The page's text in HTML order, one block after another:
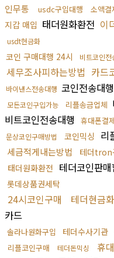
인무통
usdc구입대행 소액결
지갑 매입 태더원화환전 이
usdt현금화
코인 구매대행 24시 비트코인전
세무조사피하는방법 카드
바이낸스전송대행 코인전송대행
모든코인구입가능 리플송금업체
비트코인전송대행 휴대폰결
문상코인구매방법 코인믹싱 리
세금적게내는방법 테더tron
태더원화환전 테더코인판
롯데상품권세탁
24시코인구매 테더현금화
카드
솔라나원화구입 테더수사기관
리플코인구매 테더돈믹싱 휴